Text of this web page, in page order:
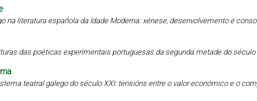
na literatura española da Idade Moderna: xénese, desenvolvemento e
das poéticas experimentais portuguesas da segunda metade do século
teatral galego do século XXI: tensións entre o valor económico e o